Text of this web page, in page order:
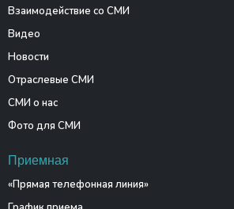
Взаимодействие со СМИ
Видео
Новости
Отраслевые СМИ
СМИ о нас
Фото для СМИ
Приемная
«Прямая телефонная линия»